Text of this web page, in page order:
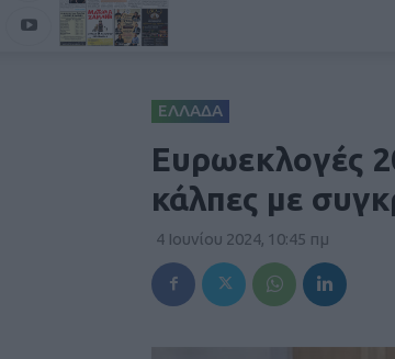
ΕΛΛΑΔΑ
Ευρωεκλογές
κάλπες με
4 Ιουνίου 2024, 10:45 πμ